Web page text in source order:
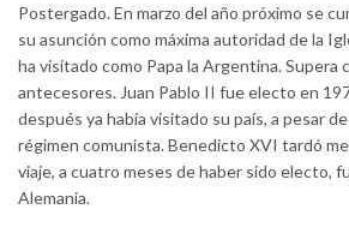
Postergado. En marzo del año próximo se
su asunción como máxima autoridad de la
ha visitado como Papa la Argentina. Supera
antecesores. Juan Pablo II fue electo en
después ya había visitado su país, a pesar
régimen comunista. Benedicto XVI tardó
viaje, a cuatro meses de haber sido electo,
Alemania.